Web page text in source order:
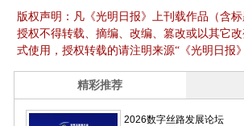
版权声明：凡《光明日报》上刊载作品（含
授权不得转载、摘编、改编、篡改或以其它
式使用，授权转载的请注明来源“《光明日报》